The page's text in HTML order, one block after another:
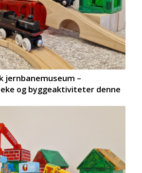
jernbanemuseum –
og byggeaktiviteter denne